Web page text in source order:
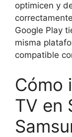
optimicen y
Google Play
misma
compatible
Cómo
TV en